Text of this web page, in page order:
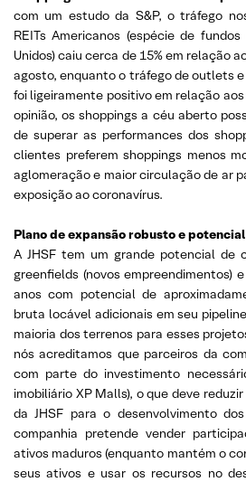
com um estudo da S&P, o tráfego
REITs Americanos (espécie de
Unidos) caiu cerca de 15% em relação
agosto, enquanto o tráfego de outlets e
foi ligeiramente positivo em relação aos
opinião, os shoppings a céu aberto
de superar as performances dos
clientes preferem shoppings menos
aglomeração e maior circulação de ar
exposição ao coronavírus.
Plano de expansão robusto e
A JHSF tem um grande potencial de
greenfields (novos empreendimentos)
anos com potencial de
bruta locável adicionais em seu
maioria dos terrenos para esses
nós acreditamos que parceiros da
com parte do investimento
imobiliário XP Malls), o que deve
da JHSF para o desenvolvimento
companhia pretende vender
ativos maduros (enquanto mantém o
seus ativos e usar os recursos no